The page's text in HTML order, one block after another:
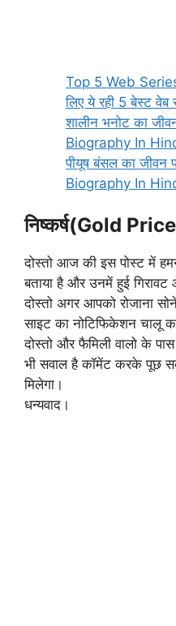
Top 5 Web
लिए ये रही 5 बेस्ट वेब
शालीन भनोट का
Biography In
पीयूष बंसल का
Biography In
निष्कर्ष(Gold
दोस्तो आज की इस पोस्ट में
बताया है और उनमें हुई
दोस्तो अगर आपको रोजाना
साइट का नोटिफिकेशन चालू
दोस्तो और फैमिली वालो के
भी सवाल है कॉमेंट करके पूछ
मिलेगा।
धन्यवाद।